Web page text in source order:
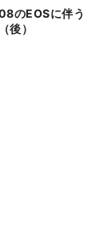
のEOSに伴う
後）